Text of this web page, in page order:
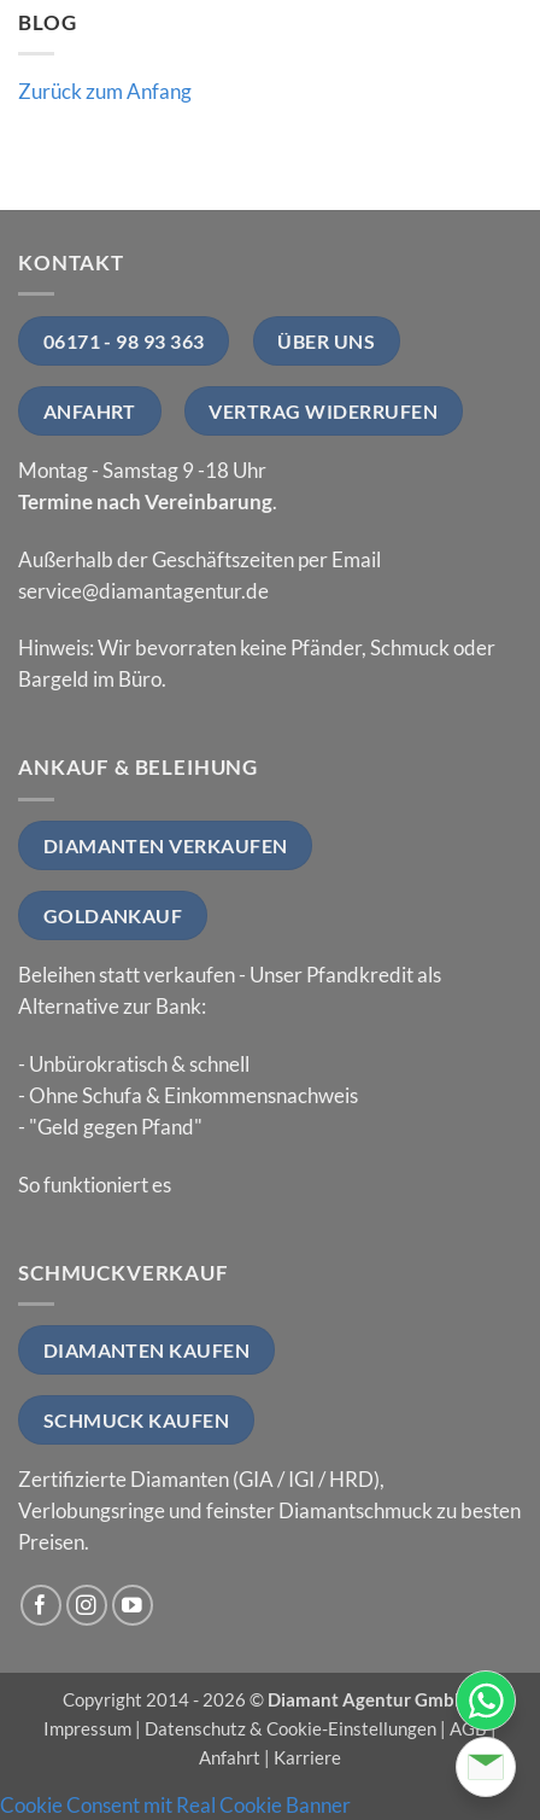
BLOG
Zurück zum Anfang
KONTAKT
06171 - 98 93 363 ÜBER UNS
ANFAHRT VERTRAG WIDERRUFEN
Montag - Samstag 9 -18 Uhr
Termine nach Vereinbarung.
Außerhalb der Geschäftszeiten per Email
service@diamantagentur.de
Hinweis: Wir bevorraten keine Pfänder, Schmuck oder
Bargeld im Büro.
ANKAUF & BELEIHUNG
DIAMANTEN VERKAUFEN
GOLDANKAUF
Beleihen statt verkaufen - Unser Pfandkredit als
Alternative zur Bank:
- Unbürokratisch & schnell
- Ohne Schufa & Einkommensnachweis
- "Geld gegen Pfand"
So funktioniert es
SCHMUCKVERKAUF
DIAMANTEN KAUFEN
SCHMUCK KAUFEN
Zertifizierte Diamanten (GIA / IGI / HRD),
Verlobungsringe und feinster Diamantschmuck zu besten
Preisen.
Copyright 2014 - 2026 © Diamant Agentur GmbH |
Impressum
Datenschutz & Cookie-Einstellungen AGB|
Anfahrt
Karriere
Cookie Consent mit Real Cookie Banner